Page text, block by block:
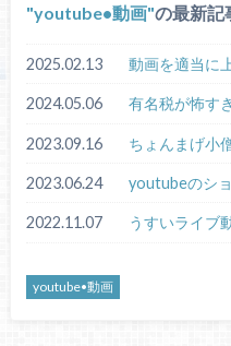
youtube•動画 の最新記
2025.02.13 動画を適当に
2024.05.06 有名税が怖す
2023.09.16 ちょんまげ小
2023.06.24 youtubeのシ
2022.11.07 うすいライブ
youtube•動画